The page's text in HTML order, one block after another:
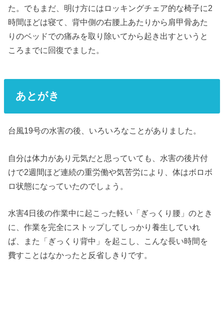
た。でもまだ、明け方にはロッキングチェア的な椅子に2
時間ほどは寝て、背中側の右腰上あたりから肩甲骨あた
りのベッドでの痛みを取り除いてから起き出すというと
ころまでに回復でました。
あとがき
台風19号の水害の後、いろいろなことがありました。
自分は体力があり元気だと思っていても、水害の後片付
けで2週間ほど連続の重労働や気苦労により、体はボロボ
ロ状態になっていたのでしょう。
水害4日後の作業中に起こった軽い「ぎっくり腰」のとき
に、作業を完全にストップしてしっかり養生していれ
ば、また「ぎっくり背中」を起こし、こんな長い時間を
費すことはなかったと反省しきりです。